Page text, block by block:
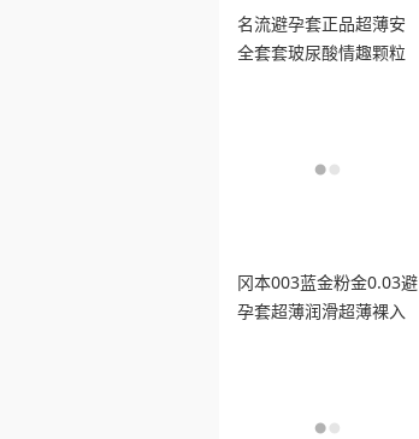
名流避孕套正品超薄安
全套套玻尿酸情趣颗粒
冈本003蓝金粉金0.03避
孕套超薄润滑超薄裸入